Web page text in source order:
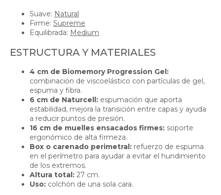
Suave: Natural
Firme: Supreme
Equilibrada: Medium
ESTRUCTURA Y MATERIALES
4 cm de Biomemory Progression Gel:
combinación de viscoelástico con partículas de gel,
espuma y fibra.
6 cm de Naturcell: espumación que aporta
estabilidad, mejora la transición entre capas y ayuda
a reducir puntos de presión.
16 cm de muelles ensacados firmes: soporte
ergonómico de alta firmeza.
Box o carenado perimetral: refuerzo de espuma
en el perímetro para ayudar a evitar el hundimiento
de los extremos.
Altura total: 27 cm.
Uso: colchón de una sola cara.